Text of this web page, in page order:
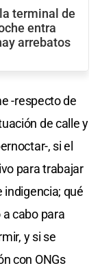
terminal de
entra
arrebatos
-respecto de
de calle y
, si el
para trabajar
indigencia; qué
cabo para
y si se
con ONGs